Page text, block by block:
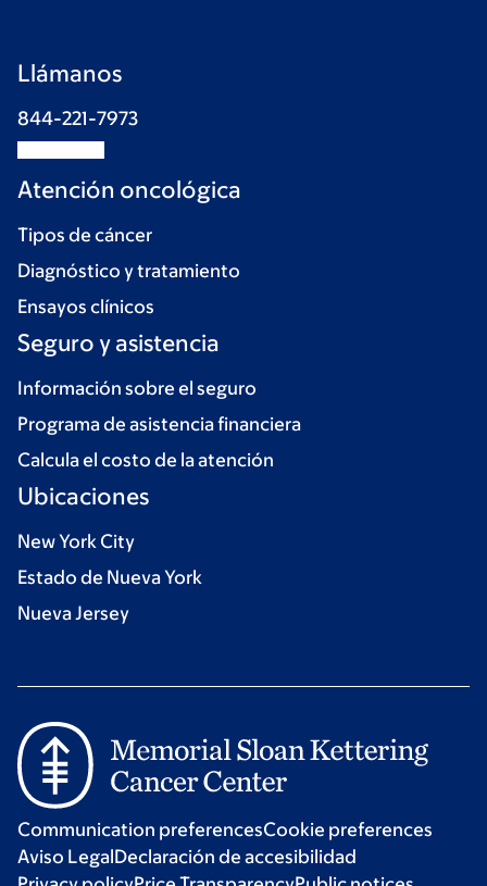
Llámanos
844-221-7973
Atención oncológica
Tipos de cáncer
Diagnóstico y tratamiento
Ensayos clínicos
Seguro y asistencia
Información sobre el seguro
Programa de asistencia financiera
Calcula el costo de la atención
Ubicaciones
New York City
Estado de Nueva York
Nueva Jersey
Communication preferencesCookie preferences
Aviso LegalDeclaración de accesibilidad